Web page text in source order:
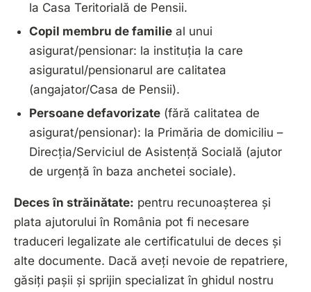
la Casa Teritorială de Pensii.
Copil membru de familie al unui
asigurat/pensionar: la instituția la care
asiguratul/pensionarul are calitatea
(angajator/Casa de Pensii).
Persoane defavorizate (fără calitatea de
asigurat/pensionar): la Primăria de domiciliu –
Direcția/Serviciul de Asistență Socială (ajutor
de urgență în baza anchetei sociale).
Deces în străinătate: pentru recunoașterea și
plata ajutorului în România pot fi necesare
traduceri legalizate ale certificatului de deces și
alte documente. Dacă aveți nevoie de repatriere,
găsiți pașii și sprijin specializat în ghidul nostru